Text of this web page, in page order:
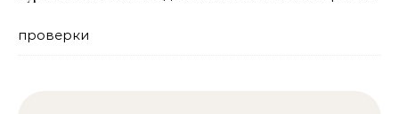
проверки